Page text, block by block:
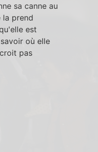
sa canne au
la prend
est
où elle
pas